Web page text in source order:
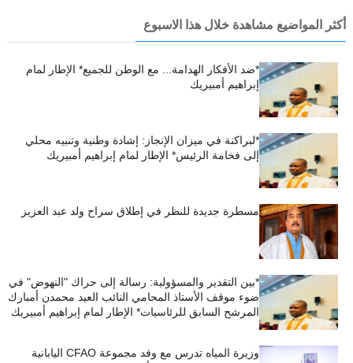
أكثر المواضيع مشاهدة خلال هذا الاسبوع
*ضد الأفكار الهدامة... مع الوطن للجميع* الإطار لمام
إبراهيم أمبيريك
*لبراكنة في ميزان الإنجاز: إشادة وطنية وتنبيه محلي
إلى فخامة الرئيس* الإطار لمام إبراهيم أمبيريك
مسطرة جديدة للنظر في إطلاق سراح ولد عبد العزيز
*بين التقدير والمسؤولية: رسالة إلى حراك "النهوض" في
ضوء موقف الأستاذ المحامي النائب العيد محمدن أمبارك
المرشح السابق للرئاسيات* الإطار لمام إبراهيم أمبيريك
وزيرة المياه تدرس مع وفد مجموعة CFAO اليابانية